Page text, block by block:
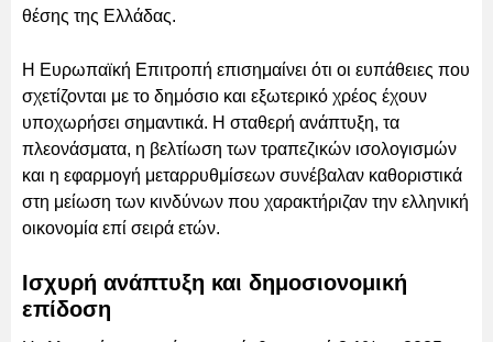
θέσης της Ελλάδας.
Η Ευρωπαϊκή Επιτροπή επισημαίνει ότι οι ευπάθειες που
σχετίζονται με το δημόσιο και εξωτερικό χρέος έχουν
υποχωρήσει σημαντικά. Η σταθερή ανάπτυξη, τα
πλεονάσματα, η βελτίωση των τραπεζικών ισολογισμών
και η εφαρμογή μεταρρυθμίσεων συνέβαλαν καθοριστικά
στη μείωση των κινδύνων που χαρακτήριζαν την ελληνική
οικονομία επί σειρά ετών.
Ισχυρή ανάπτυξη και δημοσιονομική
επίδοση